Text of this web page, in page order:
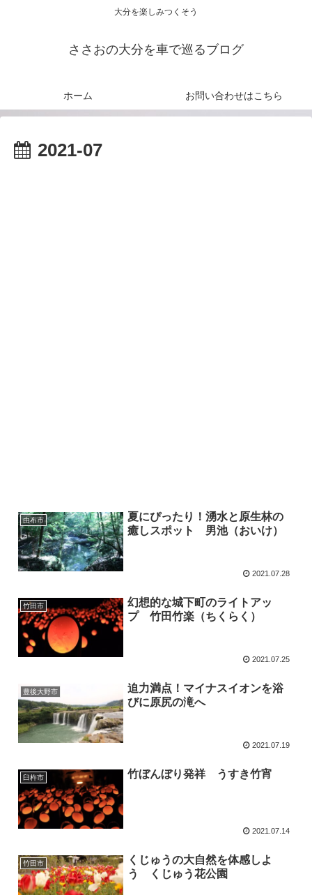
大分を楽しみつくそう
ささおの大分を車で巡るブログ
ホーム お問い合わせはこちら
2021-07
由布市
夏にぴったり！湧水と原生林の
癒しスポット 男池（おいけ）
2021.07.28
竹田市
幻想的な城下町のライトアッ
プ 竹田竹楽（ちくらく）
2021.07.25
豊後大野市
迫力満点！マイナスイオンを浴
びに原尻の滝へ
2021.07.19
臼杵市 竹ぼんぼり発祥 うすき竹宵
2021.07.14
竹田市
くじゅうの大自然を体感しよ
う くじゅう花公園